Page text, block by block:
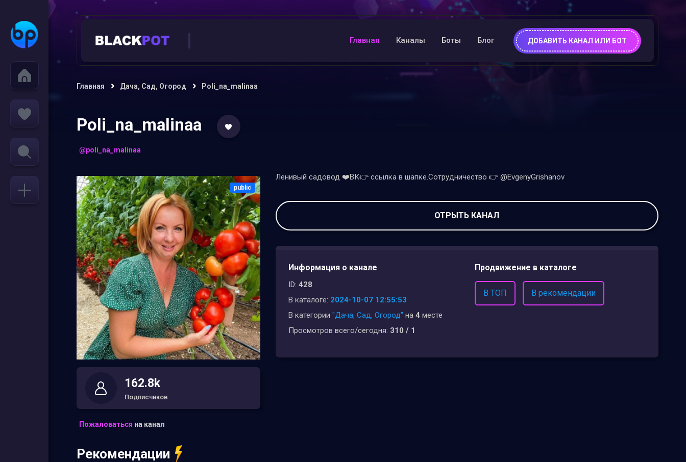
Главная Каналы Боты Блог ДОБАВИТЬ КАНАЛ ИЛИ БОТ
Главная Дача, Сад, Огород Poli_na_malinaa
Poli_na_malinaa
@poli_na_malinaa
public
162.8k
Подписчиков
Пожаловаться на канал
Ленивый садовод ❤️ВК👉 ссылка в шапке.Сотрудничество 👉 @EvgenyGrishanov
ОТРЫТЬ КАНАЛ
Информация о канале
ID: 428
В каталоге: 2024-10-07 12:55:53
В категории "Дача, Сад, Огород" на 4месте
Просмотров всего/сегодня: 310 / 1
Продвижение в каталоге
В ТОП В рекомендации
Рекомендации